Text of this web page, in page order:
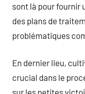
sont là pour fournir
des plans de
problématiques
En dernier lieu,
crucial dans le
sur les petites